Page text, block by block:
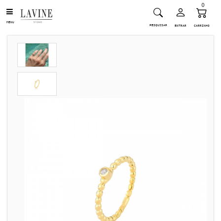
MENU
PESQUISAR ENTRAR CARRINHO
0